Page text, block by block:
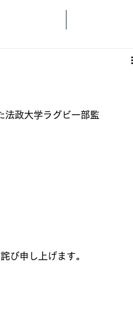
政大学ラグビー部監
び申し上げます。